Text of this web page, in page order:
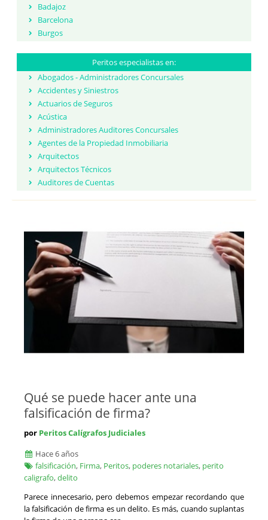
Badajoz
Barcelona
Burgos
Cantabria
Castellón
Ceuta
Ciudad Real
Córdoba
Cuenca
Girona
Granada
Guadalajara
Islas Baleares
Jaén
La Coruña
La Rioja
Las Palmas
León
Orense
Palencia
Pontevedra
Santa Cruz de Tenerife
Segovia
Sevilla
Soria
Tarragona
Peritos especialistas en:
Abogados - Administradores Concursales
Accidentes y Siniestros
Actuarios de Seguros
Acústica
Administradores Auditores Concursales
Agentes de la Propiedad Inmobiliaria
Arquitectos
Arquitectos Técnicos
Auditores de Cuentas
Comisario de Averías Marítimo
Construcción, Rehabilitación y Urbanismo
Criminalistas
Daños y Siniestros
Detectives Privados
Documentoscópicos
Economistas
Economistas - Administradores Concursales
Expertos Inmobiliarios - Tasadores Inmuebles
Filatelia y Numismática
Informática Forense
Ingenieros Agrónomos
Ingenieros Industriales
Ingenieros Informáticos
Ingenieros Técnicos Agrícolas
Ingenieros Técnicos Industriales
Ingenieros Técnicos en Topografía
Ingenieros de Caminos
Ingenieros de Minas
Qué se puede hacer ante una
falsificación de firma?
por Peritos Calígrafos Judiciales
Hace 6 años
falsificación, Firma, Peritos, poderes notariales, perito
caligrafo,delito
Parece innecesario, pero debemos empezar recordando que
la falsificación de firma es un delito. Es más, cuando suplantas